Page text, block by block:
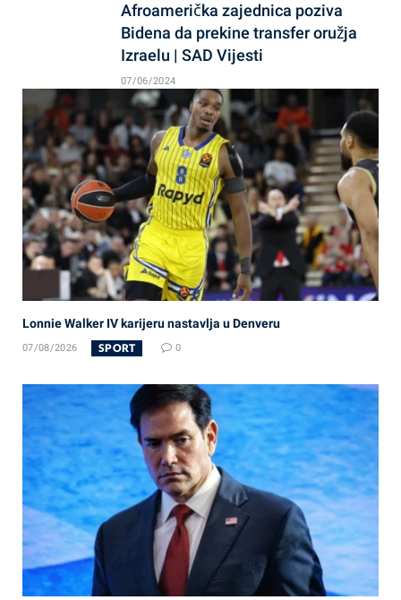
Afroamerička zajednica poziva
Bidena da prekine transfer oružja
Izraelu | SAD Vijesti
07/06/2024
Lonnie Walker IV karijeru nastavlja u Denveru
07/08/2026 SPORT 0